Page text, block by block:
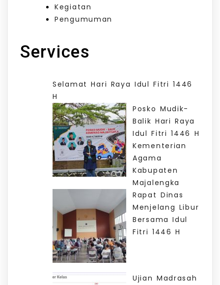
Kegiatan
Pengumuman
Services
Selamat Hari Raya Idul Fitri 1446
H
Posko Mudik-
Balik Hari Raya
Idul Fitri 1446 H
Kementerian
Agama
Kabupaten
Majalengka
Rapat Dinas
Menjelang Libur
Bersama Idul
Fitri 1446 H
Ujian Madrasah